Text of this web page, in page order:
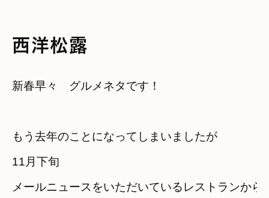
西洋松露
新春早々　グルメネタです！
もう去年のことになってしまいましたが
11月下旬
メールニュースをいただいているレストランから